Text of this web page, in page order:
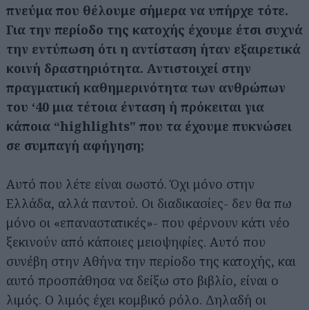
πνεύμα που θέλουμε σήμερα να υπήρχε τότε.
Για την περίοδο της κατοχής έχουμε έτσι συχνά
την εντύπωση ότι η αντίσταση ήταν εξαιρετικά
κοινή δραστηριότητα. Αντιστοιχεί στην
πραγματική καθημερινότητα των ανθρώπων
του ‘40 μια τέτοια ένταση ή πρόκειται για
κάποια “highlights” που τα έχουμε πυκνώσει
σε συμπαγή αφήγηση;
Αυτό που λέτε είναι σωστό. Όχι μόνο στην
Ελλάδα, αλλά παντού. Οι διαδικασίες- δεν θα πω
μόνο οι «επαναστατικές»- που φέρνουν κάτι νέο
ξεκινούν από κάποιες μειοψηφίες. Αυτό που
συνέβη στην Αθήνα την περίοδο της κατοχής, και
αυτό προσπάθησα να δείξω στο βιβλίο, είναι ο
λιμός. Ο λιμός έχει κομβικό ρόλο. Δηλαδή οι